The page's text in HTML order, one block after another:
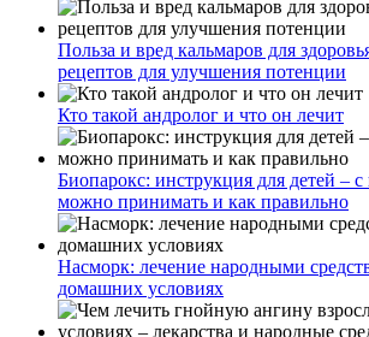
Польза и вред кальмаров для
рецептов для улучшения потенции
Кто такой андролог и что он лечит
Биопарокс: инструкция для детей – с
можно принимать и как правильно
Насморк: лечение народными
домашних условиях